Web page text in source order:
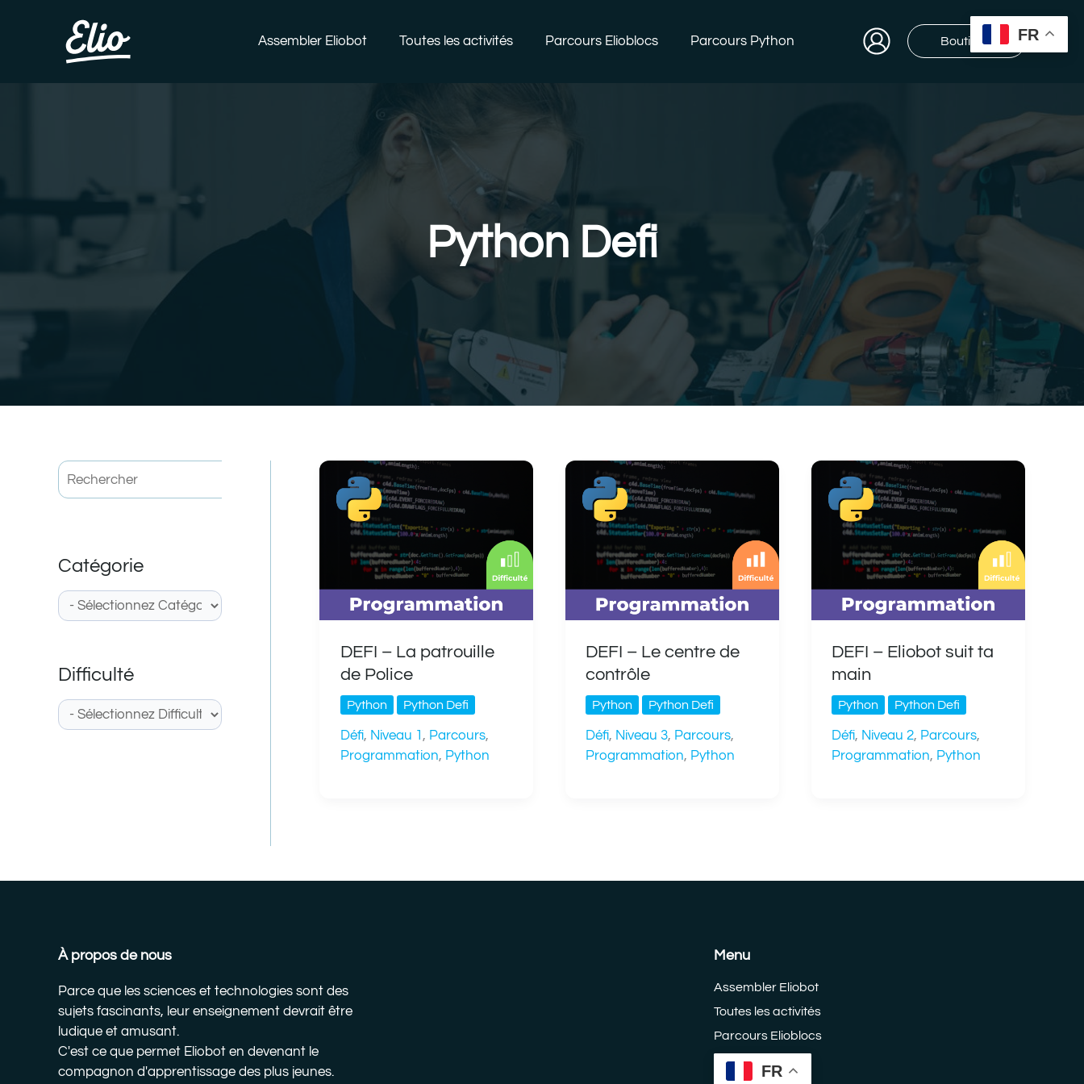
Assembler Eliobot Toutes les activités Parcours Elioblocs Parcours Python Boutique
Python Defi
Rechercher
Catégorie
Difficulté
DEFI – La patrouille
de Police
Python Python Defi
Défi, Niveau 1 , Parcours,
Programmation, Python
DEFI – Le centre de
contrôle
Python Python Defi
Défi, Niveau 3, Parcours,
Programmation, Python
DEFI – Eliobot suit ta
main
Python Python Defi
Défi, Niveau 2, Parcours,
Programmation, Python
À propos de nous
Parce que les sciences et technologies sont des
sujets fascinants, leur enseignement devrait être
ludique et amusant.
C'est ce que permet Eliobot en devenant le
compagnon d'apprentissage des plus jeunes.
Menu
Assembler Eliobot
Toutes les activités
Parcours Elioblocs
Parcours Python
FR
FR